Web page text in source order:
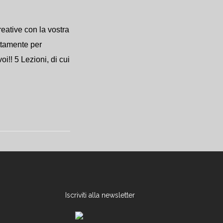
con la vostra
per
5 Lezioni, di cui
Iscriviti alla newsletter